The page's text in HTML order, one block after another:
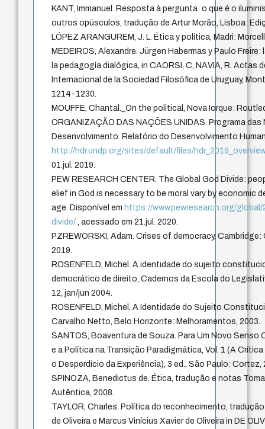
KANT, Immanuel. Resposta à pergunta: o que é o
outros opúsculos, tradução de Artur Morão, Lisboa:
LÓPEZ ARANGUREM, J. L. Ética y política, Madri:
MEDEIROS, Alexandre. Jürgen Habermas y Paulo
la pedagogía dialógica, in CAORSI, C, NAVIA, R. Actas
Internacional de la Sociedad Filosófica de Uruguay,
1214-1230.
MOUFFE, Chantal._On the political, Nova Iorque:
ORGANIZAÇÃO DAS NAÇÕES UNIDAS. Programa
Desenvolvimento. Relatório do Desenvolvimento
http://hdr.undp.org/sites/default/files/
01.jul. 2019.
PEW RESEARCH CENTER. The Global God Divide:
elief in God is necessary to be moral vary by economic
age. Disponível em https://www.pewresearch.org/
divide/ , acessado em 21.jul. 2020.
PZREWORSKI, Adam. Crises of democracy,
2019.
ROSENFELD, Michel. A identidade do sujeito
democrático de direito, Cadernos da Escola do
12, jan/jun 2004.
ROSENFELD, Michel. A Identidade do Sujeito
Carvalho Netto, Belo Horizonte: Melhoramentos, 2003.
SANTOS, Boaventura de Souza. Para Um Novo Senso
e a Política na Transição Paradigmática, Vol. 1 (A
o Desperdício da Experiência), 3 ed., São Paulo: Cortez,
SPINOZA, Benedictus de. Ética, tradução e notas
Autêntica, 2008.
TAYLOR, Charles. Política do reconhecimento,
de Oliveira e Marcus Vinícius Xavier de Oliveira in DE